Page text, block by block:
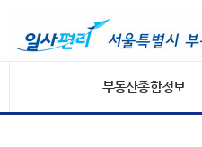
부동산종합정보